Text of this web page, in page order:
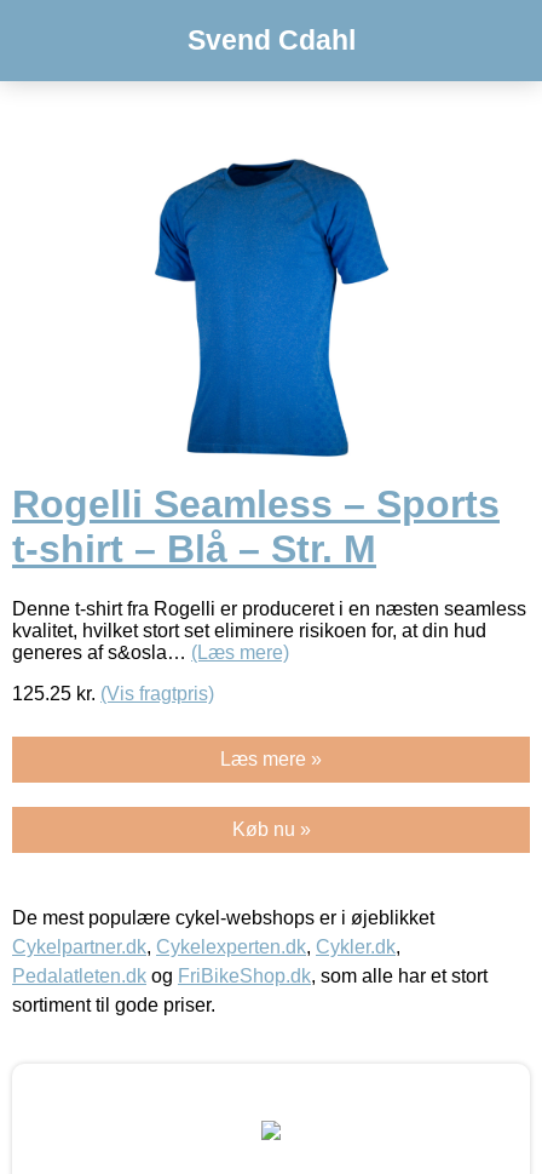
Svend Cdahl
Rogelli Seamless – Sports
t-shirt – Blå – Str. M
Denne t-shirt fra Rogelli er produceret i en næsten seamless
kvalitet, hvilket stort set eliminere risikoen for, at din hud
generes af s&osla… (Læs mere)
125.25 kr. (Vis fragtpris)
Læs mere »
Køb nu »
De mest populære cykel-webshops er i øjeblikket
Cykelpartner.dk, Cykelexperten.dk, Cykler.dk,
Pedalatleten.dk og FriBikeShop.dk, som alle har et stort
sortiment til gode priser.